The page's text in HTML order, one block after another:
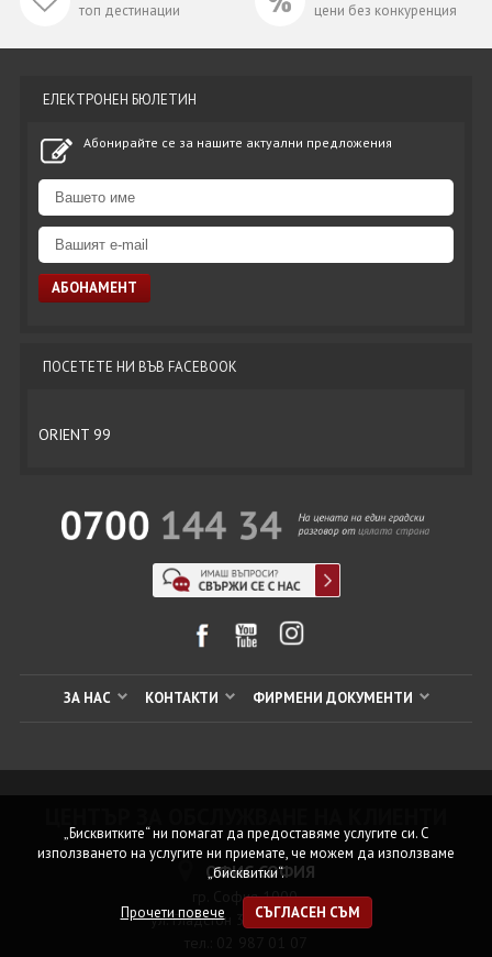
топ дестинации цени без конкуренция
ЕЛЕКТРОНЕН БЮЛЕТИН
Абонирайте се за нашите актуални предложения
ПОСЕТЕТЕ НИ ВЪВ FACEBOOK
ORIENT 99
ЗА НАС КОНТАКТИ ФИРМЕНИ ДОКУМЕНТИ
ОФИС СОФИЯ
гр. София 1000,
ул. Гладстон 32, ет.1, офис 1
„Бисквитките“ ни помагат да предоставяме услугите си. С
използването на услугите ни приемате, че можем да използваме
„бисквитки“.
Прочети повече СЪГЛАСЕН СЪМ